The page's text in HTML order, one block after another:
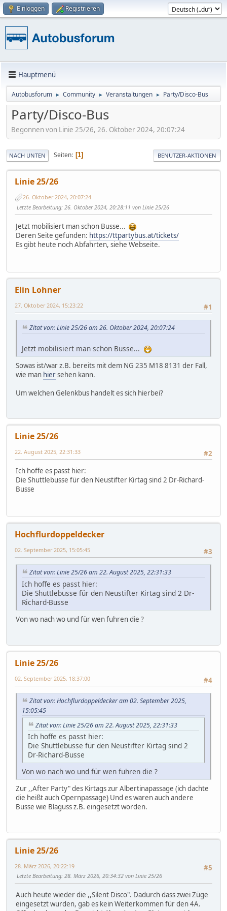
Einloggen Registrieren
Hauptmenü
Autobusforum ► Community ► Veranstaltungen ► Party/Disco-Bus
Party/Disco-Bus
Begonnen von Linie 25/26, 26. Oktober 2024, 20:07:24
NACH UNTEN Seiten 1 BENUTZER-AKTIONEN
Linie 25/26
26. Oktober 2024, 20:07:24
Letzte Bearbeitung: 26. Oktober 2024, 20:28:11 von Linie 25/26
Jetzt mobilisiert man schon Busse...
Deren Seite gefunden: https://ttpartybus.at/tickets/
Es gibt heute noch Abfahrten, siehe Webseite.
Elin Lohner
#1
27. Oktober 2024, 15:23:22
Zitat von: Linie 25/26 am 26. Oktober 2024, 20:07:24
Jetzt mobilisiert man schon Busse...
Sowas ist/war z.B. bereits mit dem NG 235 M18 8131 der Fall,
wie man hiersehen kann.
Um welchen Gelenkbus handelt es sich hierbei?
Linie 25/26
#2
22. August 2025, 22:31:33
Ich hoffe es passt hier:
Die Shuttlebusse für den Neustifter Kirtag sind 2 Dr-Richard-
Busse
Hochflurdoppeldecker
#3
02. September 2025, 15:05:45
Zitat von: Linie 25/26 am 22. August 2025, 22:31:33
Ich hoffe es passt hier:
Die Shuttlebusse für den Neustifter Kirtag sind 2 Dr-
Richard-Busse
Von wo nach wo und für wen fuhren die ?
Linie 25/26
#4
02. September 2025, 18:37:00
Zitat von: Hochflurdoppeldecker am 02. September 2025,
15:05:45
Zitat von: Linie 25/26 am 22. August 2025, 22:31:33
Ich hoffe es passt hier:
Die Shuttlebusse für den Neustifter Kirtag sind 2
Dr-Richard-Busse
Von wo nach wo und für wen fuhren die ?
Zur ,,After Party" des Kirtags zur Albertinapassage (ich dachte
die heißt auch Opernpassage) Und es waren auch andere
Busse wie Blaguss z.B. eingesetzt worden.
Linie 25/26
#5
28. März 2026, 20:22:19
Letzte Bearbeitung: 28. März 2026, 20:34:32 von Linie 25/26
Auch heute wieder die ,,Silent Disco". Dadurch dass zwei Züge
eingesetzt wurden, gab es kein Weiterkommen für den 4A.